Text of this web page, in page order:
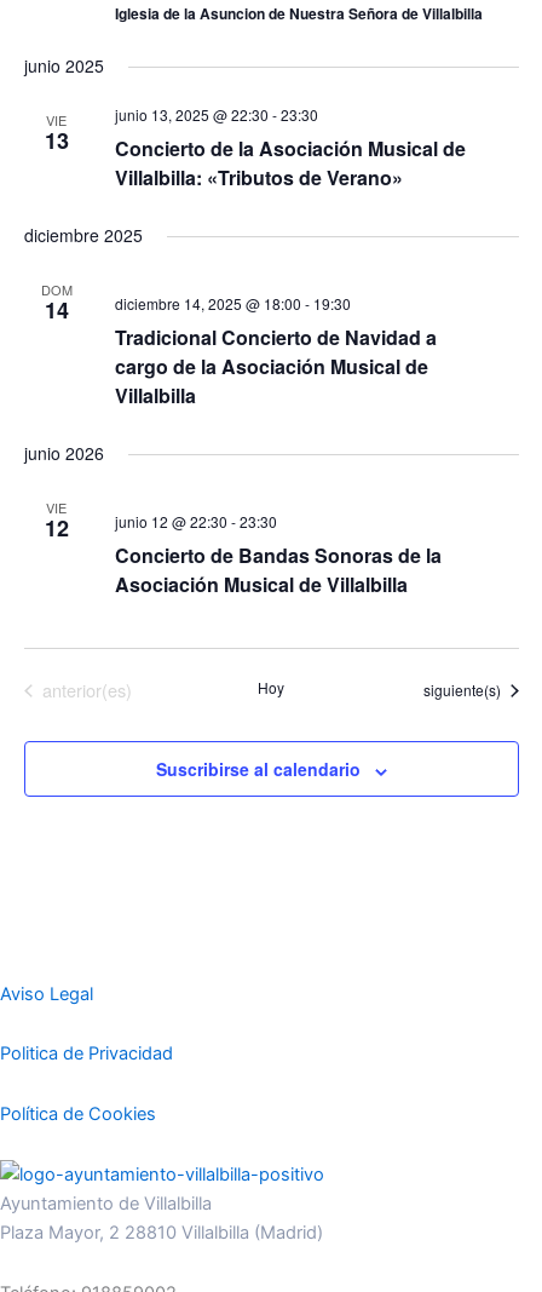
Iglesia de la Asuncion de Nuestra Señora de Villalbilla
junio 2025
VIE
13
Concierto de la Asociación Musical de
Villalbilla: «Tributos de Verano»
junio 13, 2025 @ 22:30 -23:30
diciembre 2025
DOM
14
Tradicional Concierto de Navidad a
cargo de la Asociación Musical de
Villalbilla
diciembre 14, 2025 @ 18:00 - 19:30
junio 2026
VIE
12
Concierto de Bandas Sonoras de la
Asociación Musical de Villalbilla
junio 12 @ 22:30 -23:30
Eventos
anterior(es) Hoy Eventos
siguiente(s)
Suscribirse al calendario
Aviso Legal
Politica de Privacidad
Política de Cookies
Ayuntamiento de Villalbilla
Plaza Mayor, 2 28810 Villalbilla (Madrid)